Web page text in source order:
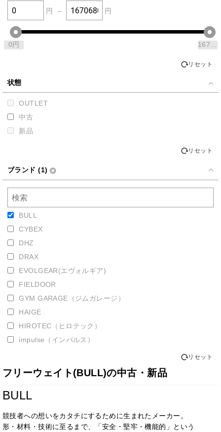
円 – 円
0円 1670680
リセット
状態
OUTLET
中古
新品
リセット
ブランド (1)
BULL
CYBEX
DHZ
DRAX
EVOLGEAR(エヴォルギア)
FIELDOOR
GYM GARAGE（ジムガレージ）
HAIGE
HIROTEC（ヒロテック）
impulse（インパルス）
IVANKO
MATRIX（マトリックス）
リセット
フリーウェイト(BULL)の中古・新品
BULL
競技者への想いをカタチにするために生まれたメーカー。
形・材料・技術に至るまで、「安全・堅牢・機能的」という